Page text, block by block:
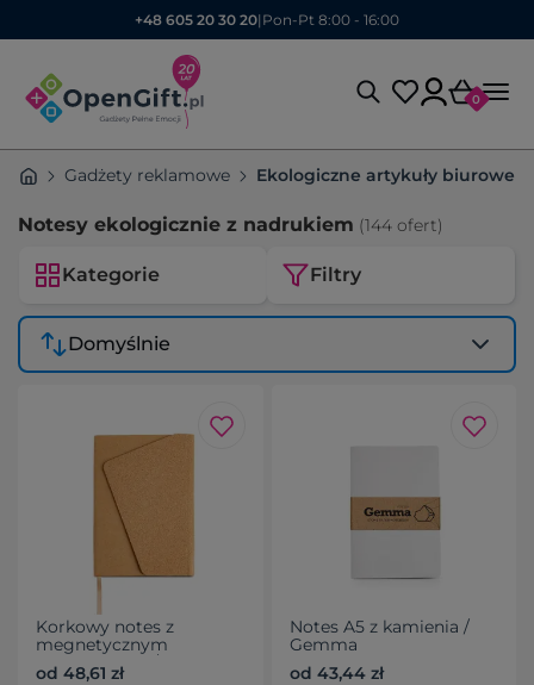
+48 605 20 30 20| Pon-Pt 8:00 - 16:00
0
Gadżety reklamowe Ekologiczne artykuły biurowe
Notesy ekologicznie z nadrukiem (144 ofert)
Kategorie Filtry
Domyślnie
Korkowy notes z
megnetycznym
zamknięciem / Abacork
od 48,61 zł
Notes A5 z kamienia /
Gemma
od 43,44 zł